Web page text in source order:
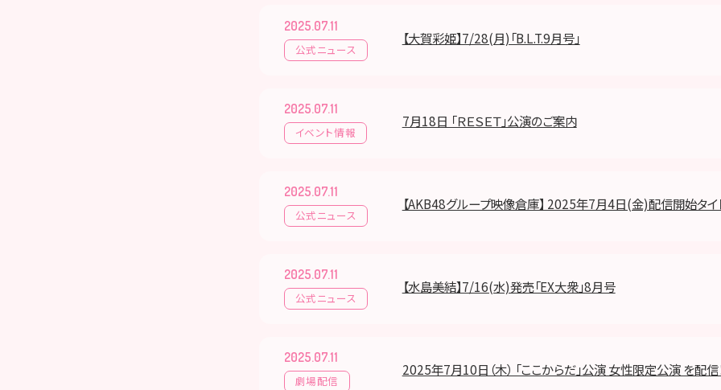
2025.07.11
公式ニュース
【大賀彩姫】7/28(月)「B.L.T.9月号」
2025.07.11
イベント情報
7月18日 「ＲＥＳＥＴ」公演のご案内
2025.07.11
公式ニュース
【AKB48グループ映像倉庫】 2025年7月4日(金)配信開始タイ
2025.07.11
公式ニュース
【水島美結】7/16(水)発売「EX大衆」8月号
2025.07.11
劇場配信
2025年7月10日（木） 「ここからだ」公演 女性限定公演 を配信